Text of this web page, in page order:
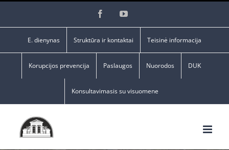
FacebookYouTube
E. dienynas Struktūra ir kontaktai Teisinė informacija
Korupcijos prevencija Paslaugos Nuorodos DUK
Konsultavimasis su visuomene